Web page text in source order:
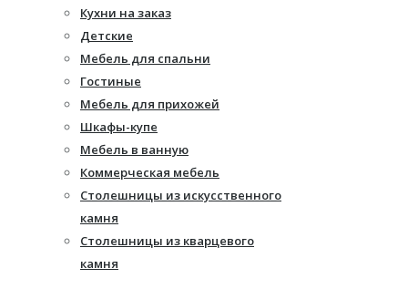
Кухни на заказ
Детские
Мебель для спальни
Гостиные
Мебель для прихожей
Шкафы-купе
Мебель в ванную
Коммерческая мебель
Столешницы из искусственного
камня
Столешницы из кварцевого
камня